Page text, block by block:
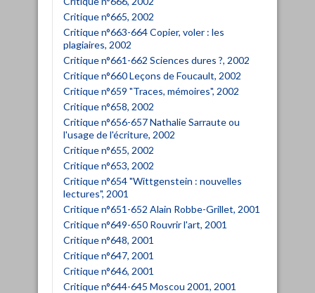
Critique n°665, 2002
Critique n°663-664 Copier, voler : les
plagiaires, 2002
Critique n°661-662 Sciences dures ?, 2002
Critique n°660 Leçons de Foucault, 2002
Critique n°659 "Traces, mémoires", 2002
Critique n°658, 2002
Critique n°656-657 Nathalie Sarraute ou
l'usage de l'écriture, 2002
Critique n°655, 2002
Critique n°653, 2002
Critique n°654 "Wittgenstein : nouvelles
lectures", 2001
Critique n°651-652 Alain Robbe-Grillet, 2001
Critique n°649-650 Rouvrir l'art, 2001
Critique n°648, 2001
Critique n°647, 2001
Critique n°646, 2001
Critique n°644-645 Moscou 2001, 2001